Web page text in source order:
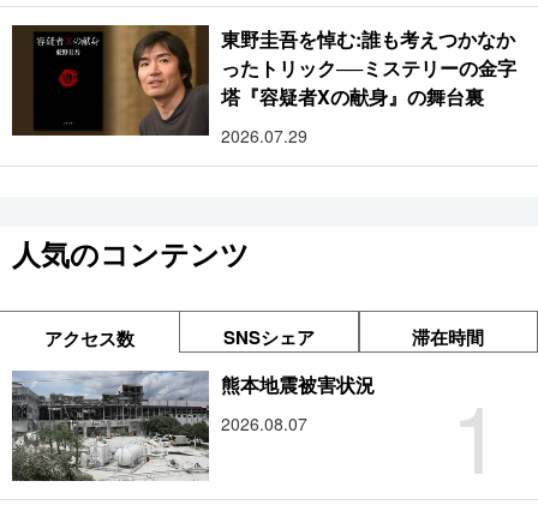
東野圭吾を悼む:誰も考えつかなか
ったトリック──ミステリーの金字
塔『容疑者Xの献身』の舞台裏
2026.07.29
人気のコンテンツ
アクセス数 SNSシェア 滞在時間
1
熊本地震被害状況
2026.08.07